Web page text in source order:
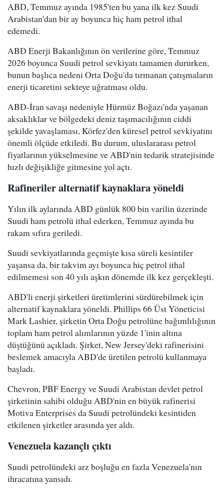
ABD, Temmuz ayında 1985'ten bu yana ilk kez Suudi
Arabistan'dan bir ay boyunca hiç ham petrol ithal
edemedi.
ABD Enerji Bakanlığının ön verilerine göre, Temmuz
2026 boyunca Suudi petrol sevkiyatı tamamen dururken,
bunun başlıca nedeni Orta Doğu'da tırmanan çatışmaların
enerji ticaretini sekteye uğratması oldu.
ABD-İran savaşı nedeniyle Hürmüz Boğazı'nda yaşanan
aksaklıklar ve bölgedeki deniz taşımacılığının ciddi
şekilde yavaşlaması, Körfez'den küresel petrol sevkiyatını
önemli ölçüde etkiledi. Bu durum, uluslararası petrol
fiyatlarının yükselmesine ve ABD'nin tedarik stratejisinde
hızlı değişikliğe gitmesine yol açtı.
Rafineriler alternatif kaynaklara yöneldi
Yılın ilk aylarında ABD günlük 800 bin varilin üzerinde
Suudi ham petrolü ithal ederken, Temmuz ayında bu
rakam sıfıra geriledi.
Suudi sevkiyatlarında geçmişte kısa süreli kesintiler
yaşansa da, bir takvim ayı boyunca hiç petrol ithal
edilmemesi son 40 yılı aşkın dönemde ilk kez gerçekleşti.
ABD'li enerji şirketleri üretimlerini sürdürebilmek için
alternatif kaynaklara yöneldi. Phillips 66 Üst Yöneticisi
Mark Lashier, şirketin Orta Doğu petrolüne bağımlılığının
toplam ham petrol alımlarının yüzde 1'inin altına
düştüğünü açıkladı. Şirket, New Jersey'deki rafinerisini
beslemek amacıyla ABD'de üretilen petrolü kullanmaya
başladı.
Chevron, PBF Energy ve Suudi Arabistan devlet petrol
şirketinin sahibi olduğu ABD'nin en büyük rafinerisi
Motiva Enterprises da Suudi petrolündeki kesintiden
etkilenen şirketler arasında yer aldı.
Venezuela kazançlı çıktı
Suudi petrolündeki arz boşluğu en fazla Venezuela'nın
ihracatına yansıdı.